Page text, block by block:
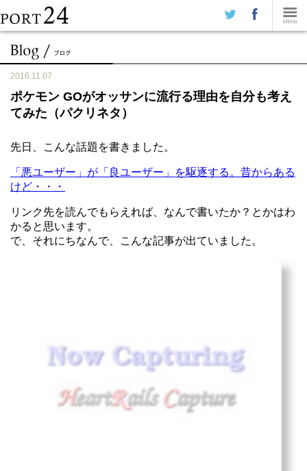
2016.11.07
ポケモン GOがオッサンに流行る理由を自分も考え
てみた（パクリネタ）
先日、こんな話題を書きました。
「悪ユーザー」が「良ユーザー」を駆逐する。昔からある
けど・・・
リンク先を読んでもらえれば、なんで書いたか？とかはわ
かると思います。
で、それにちなんで、こんな記事が出ていました。